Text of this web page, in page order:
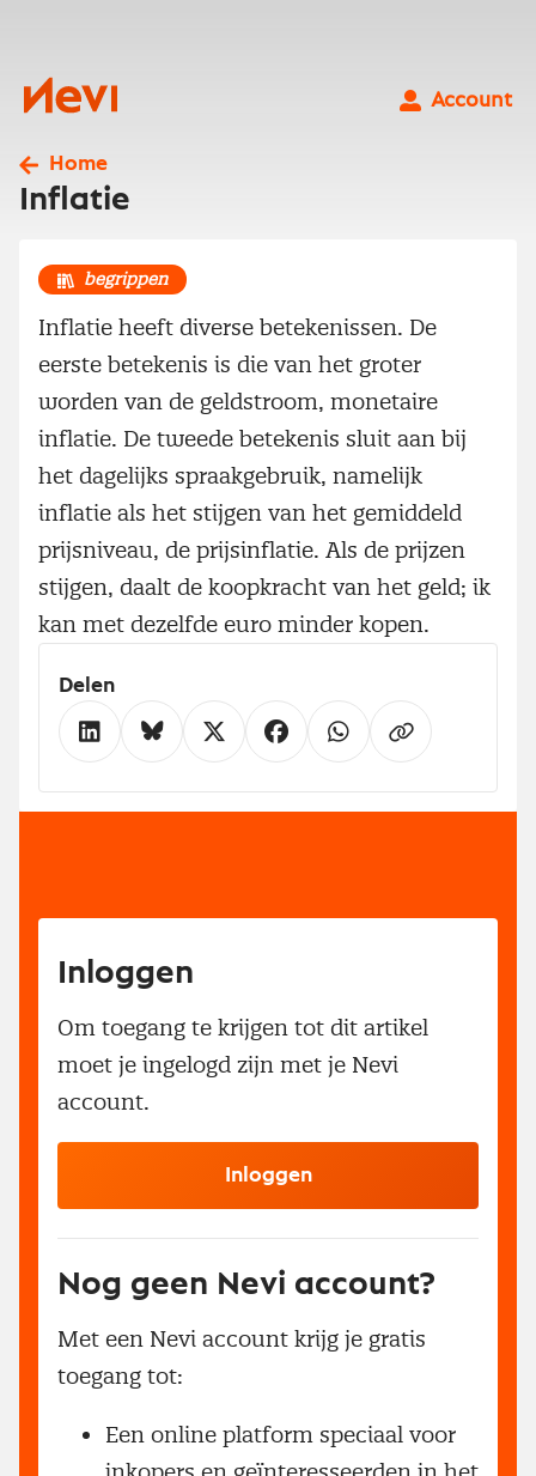
Nevi
Account
Home
Inflatie
begrippen
Inflatie heeft diverse betekenissen. De
eerste betekenis is die van het groter
worden van de geldstroom, monetaire
inflatie. De tweede betekenis sluit aan bij
het dagelijks spraakgebruik, namelijk
inflatie als het stijgen van het gemiddeld
prijsniveau, de prijsinflatie. Als de prijzen
stijgen, daalt de koopkracht van het geld; ik
kan met dezelfde euro minder kopen.
Delen
Inloggen
Om toegang te krijgen tot dit artikel
moet je ingelogd zijn met je Nevi
account.
Inloggen
Nog geen Nevi account?
Met een Nevi account krijg je gratis
toegang tot:
Een online platform speciaal voor